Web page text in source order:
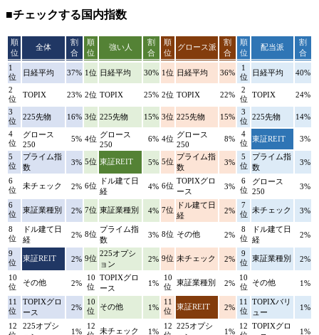
■チェックする国内指数
順
位
全体
割
合
順
位
強い人
割
合
順
位
グロース派
割
合
順
位
配当派
割
合
1
位
日経平均 37% 1位 日経平均 30% 1位 日経平均 36%
1
位
日経平均
40%
2
位
TOPIX 23% 2位 TOPIX 25% 2位 TOPIX 22%
2
位 TOPIX
24%
3
位
225先物 16% 3位 225先物 15% 3位 225先物 15%
3
位 225先物
14%
4
位
グロース
250
5% 4位 グロース
250
6% 4位 グロース
250
8%
4
位 東証REIT 3%
5
位
プライム指
数
3% 5位 東証REIT 5% 5位
プライム指
数
3%
5
位
プライム指
数
3%
6
位
未チェック 2% 6位
ドル建て日
経
4% 6位
TOPIXグロ
ース
3%
6
位
グロース
250
3%
6
位
東証業種別 2% 7位 東証業種別 4% 7位
ドル建て日
経
2%
7
位 未チェック 3%
8
位
ドル建て日
経
2% 8位
プライム指
数
3% 8位 その他 2%
8
位
ドル建て日
経
2%
9
位
東証REIT 2% 9位
225オプシ
ョン
2% 9位 未チェック 2%
9
位 東証業種別 2%
10
位
その他 2%
10
位
TOPIXグロ
ース
1%
10
位
東証業種別 2%
10
位
その他 1%
11
位
TOPIXグロ
ース
2%
10
位
その他 1%
11
位
東証REIT 2%
11
位
TOPIXバリ
ュー
1%
12
225オプシ
1%
12
未チェック 1%
12 225オプシ
1%
12 TOPIXグロ
1%